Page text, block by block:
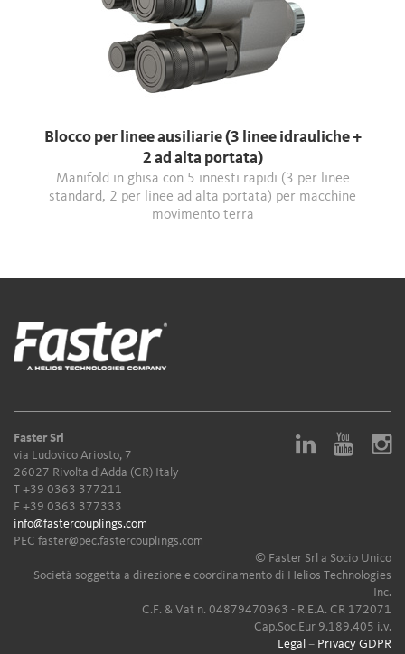
Blocco per linee ausiliarie (3 linee idrauliche +
2 ad alta portata)
Manifold in ghisa con 5 innesti rapidi (3 per linee
standard, 2 per linee ad alta portata) per macchine
movimento terra
Faster Srl
via Ludovico Ariosto, 7
26027 Rivolta d'Adda (CR) Italy
T +39 0363 377211
F +39 0363 377333
info@fastercouplings.com
PEC faster@pec.fastercouplings.com
© Faster Srl a Socio Unico
Società soggetta a direzione e coordinamento di Helios Technologies
Inc.
C.F. & Vat n. 04879470963 - R.E.A. CR 172071
Cap.Soc.Eur 9.189.405 i.v.
Legal – Privacy GDPR